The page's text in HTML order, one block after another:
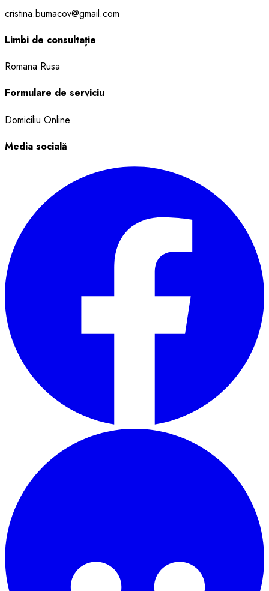
cristina.bumacov@gmail.com
Limbi de consultație
Romana Rusa
Formulare de serviciu
Domiciliu Online
Media socială